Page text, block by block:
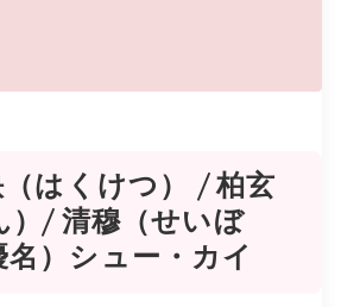
（はくけつ） / 柏玄
）/ 清穆（せいぼ
名）シュー・カイ